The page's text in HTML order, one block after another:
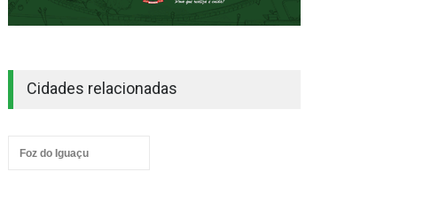
Cidades relacionadas
Foz do Iguaçu